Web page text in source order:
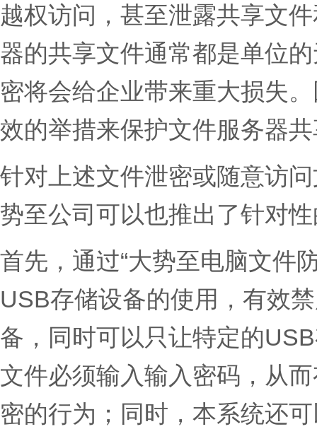
越权访问，甚至泄露共享文
器的共享文件通常都是单位
密将会给企业带来重大损失
效的举措来保护文件服务器
针对上述文件泄密或随意访
势至公司可以也推出了针对
首先，通过“大势至电脑文件
USB存储设备的使用，有效
备，同时可以只让特定的
文件必须输入输入密码，从
密的行为；同时，本系统还